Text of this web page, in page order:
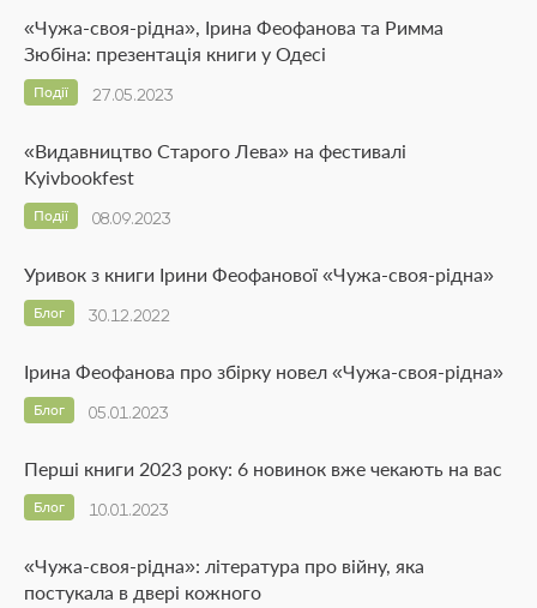
«Чужа-своя-рідна», Ірина Феофанова та Римма
Зюбіна: презентація книги у Одесі
27.05.2023
Події
«Видавництво Старого Лева» на фестивалі
Kyivbookfest
08.09.2023
Події
Уривок з книги Ірини Феофанової «Чужа-своя-рідна»
30.12.2022
Блог
Ірина Феофанова про збірку новел «Чужа-своя-рідна»
05.01.2023
Блог
Перші книги 2023 року: 6 новинок вже чекають на вас
10.01.2023
Блог
«Чужа-своя-рідна»: література про війну, яка
постукала в двері кожного